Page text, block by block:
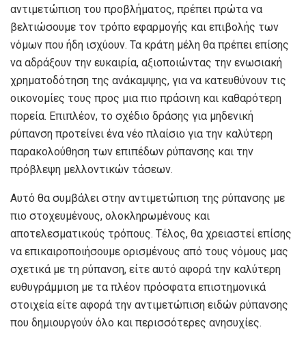
αντιμετώπιση του προβλήματος, πρέπει πρώτα να
βελτιώσουμε τον τρόπο εφαρμογής και επιβολής των
νόμων που ήδη ισχύουν. Τα κράτη μέλη θα πρέπει επίσης
να αδράξουν την ευκαιρία, αξιοποιώντας την ενωσιακή
χρηματοδότηση της ανάκαμψης, για να κατευθύνουν τις
οικονομίες τους προς μια πιο πράσινη και καθαρότερη
πορεία. Επιπλέον, το σχέδιο δράσης για μηδενική
ρύπανση προτείνει ένα νέο πλαίσιο για την καλύτερη
παρακολούθηση των επιπέδων ρύπανσης και την
πρόβλεψη μελλοντικών τάσεων.
Αυτό θα συμβάλει στην αντιμετώπιση της ρύπανσης με
πιο στοχευμένους, ολοκληρωμένους και
αποτελεσματικούς τρόπους. Τέλος, θα χρειαστεί επίσης
να επικαιροποιήσουμε ορισμένους από τους νόμους μας
σχετικά με τη ρύπανση, είτε αυτό αφορά την καλύτερη
ευθυγράμμιση με τα πλέον πρόσφατα επιστημονικά
στοιχεία είτε αφορά την αντιμετώπιση ειδών ρύπανσης
που δημιουργούν όλο και περισσότερες ανησυχίες.